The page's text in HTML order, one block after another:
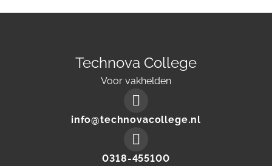
Technova College
Voor vakhelden
info@technovacollege.nl
Make
0318-455100